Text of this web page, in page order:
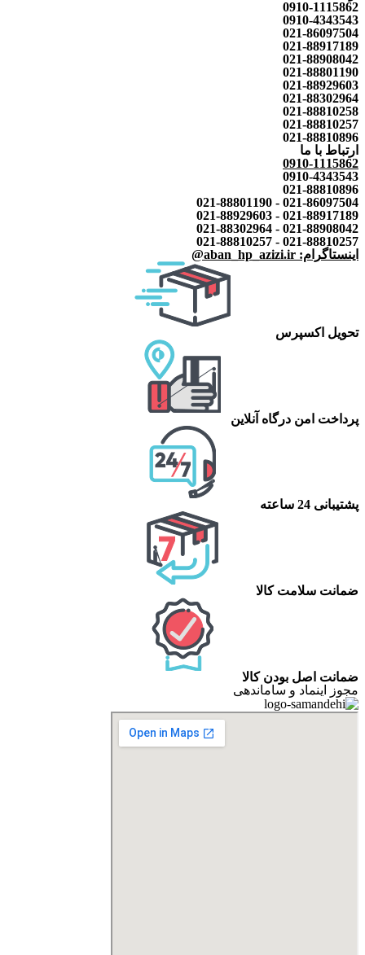
0910-1115862
0910-4343543
021-86097504
021-88917189
021-88908042
021-88801190
021-88929603
021-88302964
021-88810258
021-88810257
021-88810896
ارتباط با ما
0910-1115862
0910-4343543
021-88810896
021-86097504 - 021-88801190
021-88917189 - 021-88929603
021-88908042 - 021-88302964
021-88810257 - 021-88810257
اینستاگرام: aban_hp_azizi.ir@
تحویل اکسپرس
پرداخت امن درگاه آنلاین
پشتیبانی 24 ساعته
ضمانت سلامت کالا
ضمانت اصل بودن کالا
مجوز اینماد و ساماندهی